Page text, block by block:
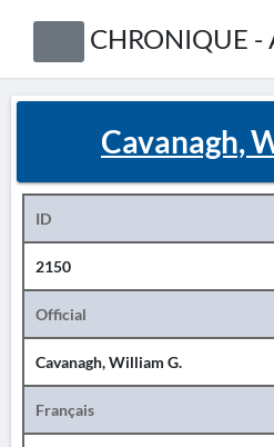
CHRONIQUE -
Cavanagh,
ID
2150
Official
Cavanagh, William G.
Français